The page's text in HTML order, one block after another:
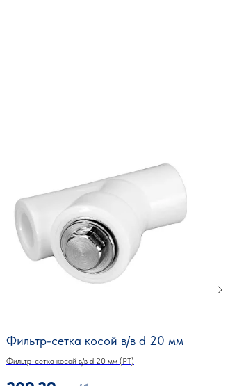
Фильтр-сетка косой в/в d 20 мм
Фильтр-сетка косой в/в d 20 мм (PT)